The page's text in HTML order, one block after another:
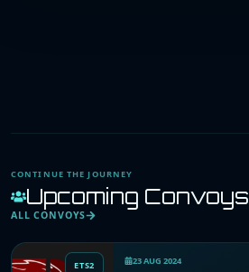
CONTINUE THE JOURNEY
Upcoming Convoys
ALL CONVOYS
ETS2 23 AUG 2024